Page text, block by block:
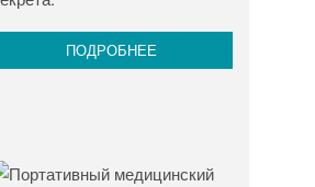
ПОДРОБНЕЕ